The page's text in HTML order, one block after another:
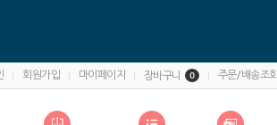
회원가입 마이페이지 장바구니 0 주문/배송조회